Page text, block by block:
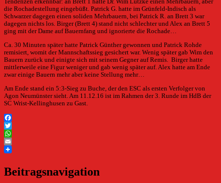
Tendenzen erkennbar: an Brett 1 hatte Dr. Wim Lutzke einen Mehrbauern, aber
die Rochadestellung eingebüßt. Patrick G. hatte im Grünfeld-Indisch als
Schwarzer dagegen einen soliden Mehrbauern, bei Patrick R. an Brett 3 war
dagegen nichts los. Birger (Brett 4) stand nicht schlechter und Alex an Brett 5
ging mit der Dame auf Bauernfang und ignorierte die Rochade…
Ca. 30 Minuten später hatte Patrick Günther gewonnen und Patrick Rohde
remisiert, womit der Mannschaftssieg gesichert war. Wenig später gab Wim den
Bauern zurück und einigte sich mit seinem Gegner auf Remis. Birger hatte
mittlerweile eine Figur weniger und gab wenig später auf. Alex hatte am Ende
zwar einige Bauern mehr aber keine Stellung mehr…
Am Ende stand ein 5:3-Sieg zu Buche, der den ESC als ersten Verfolger von
Agon Neumünster sieht. Am 11.12.16 ist im Rahmen der 3. Runde im HdB der
SC Wrist-Kellinghusen zu Gast.
Facebook
Twitter
WhatsApp
Email
Beitragsnavigation